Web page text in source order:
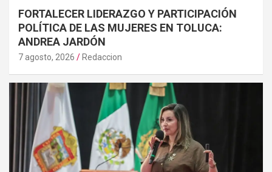
FORTALECER LIDERAZGO Y PARTICIPACIÓN
POLÍTICA DE LAS MUJERES EN TOLUCA:
ANDREA JARDÓN
7 agosto, 2026 Redaccion